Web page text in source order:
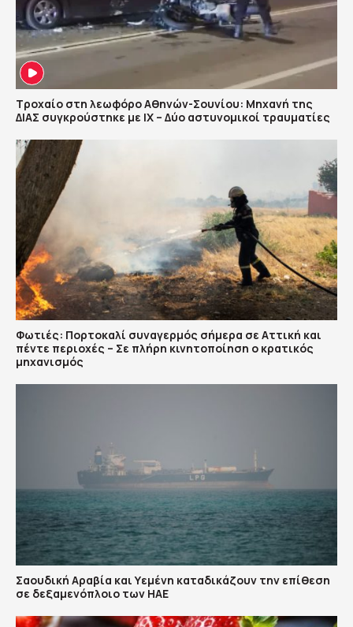
Τροχαίο στη λεωφόρο Αθηνών-Σουνίου: Μηχανή της
ΔΙΑΣ συγκρούστηκε με ΙΧ – Δύο αστυνομικοί τραυματίες
Φωτιές: Πορτοκαλί συναγερμός σήμερα σε Αττική και
πέντε περιοχές – Σε πλήρη κινητοποίηση ο κρατικός
μηχανισμός
Σαουδική Αραβία και Υεμένη καταδικάζουν την επίθεση
σε δεξαμενόπλοιο των ΗΑΕ